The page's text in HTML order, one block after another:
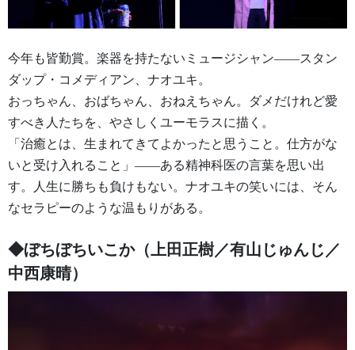
今年も皆勤賞。楽器を持たないミュージシャン——スタン
ダップ・コメディアン、ナオユキ。
おっちゃん、おばちゃん、おねえちゃん。ダメだけれど愛
すべき人たちを、やさしくユーモラスに描く。
「治癒とは、生まれてきてよかったと思うこと。仕方がな
いと受け入れること」——ある精神科医の言葉を思い出
す。人生に勝ちも負けもない。ナオユキの笑いには、そん
なセラピーのような温もりがある。
◆ぼちぼちいこか（上田正樹／有山じゅんじ／
中西康晴）